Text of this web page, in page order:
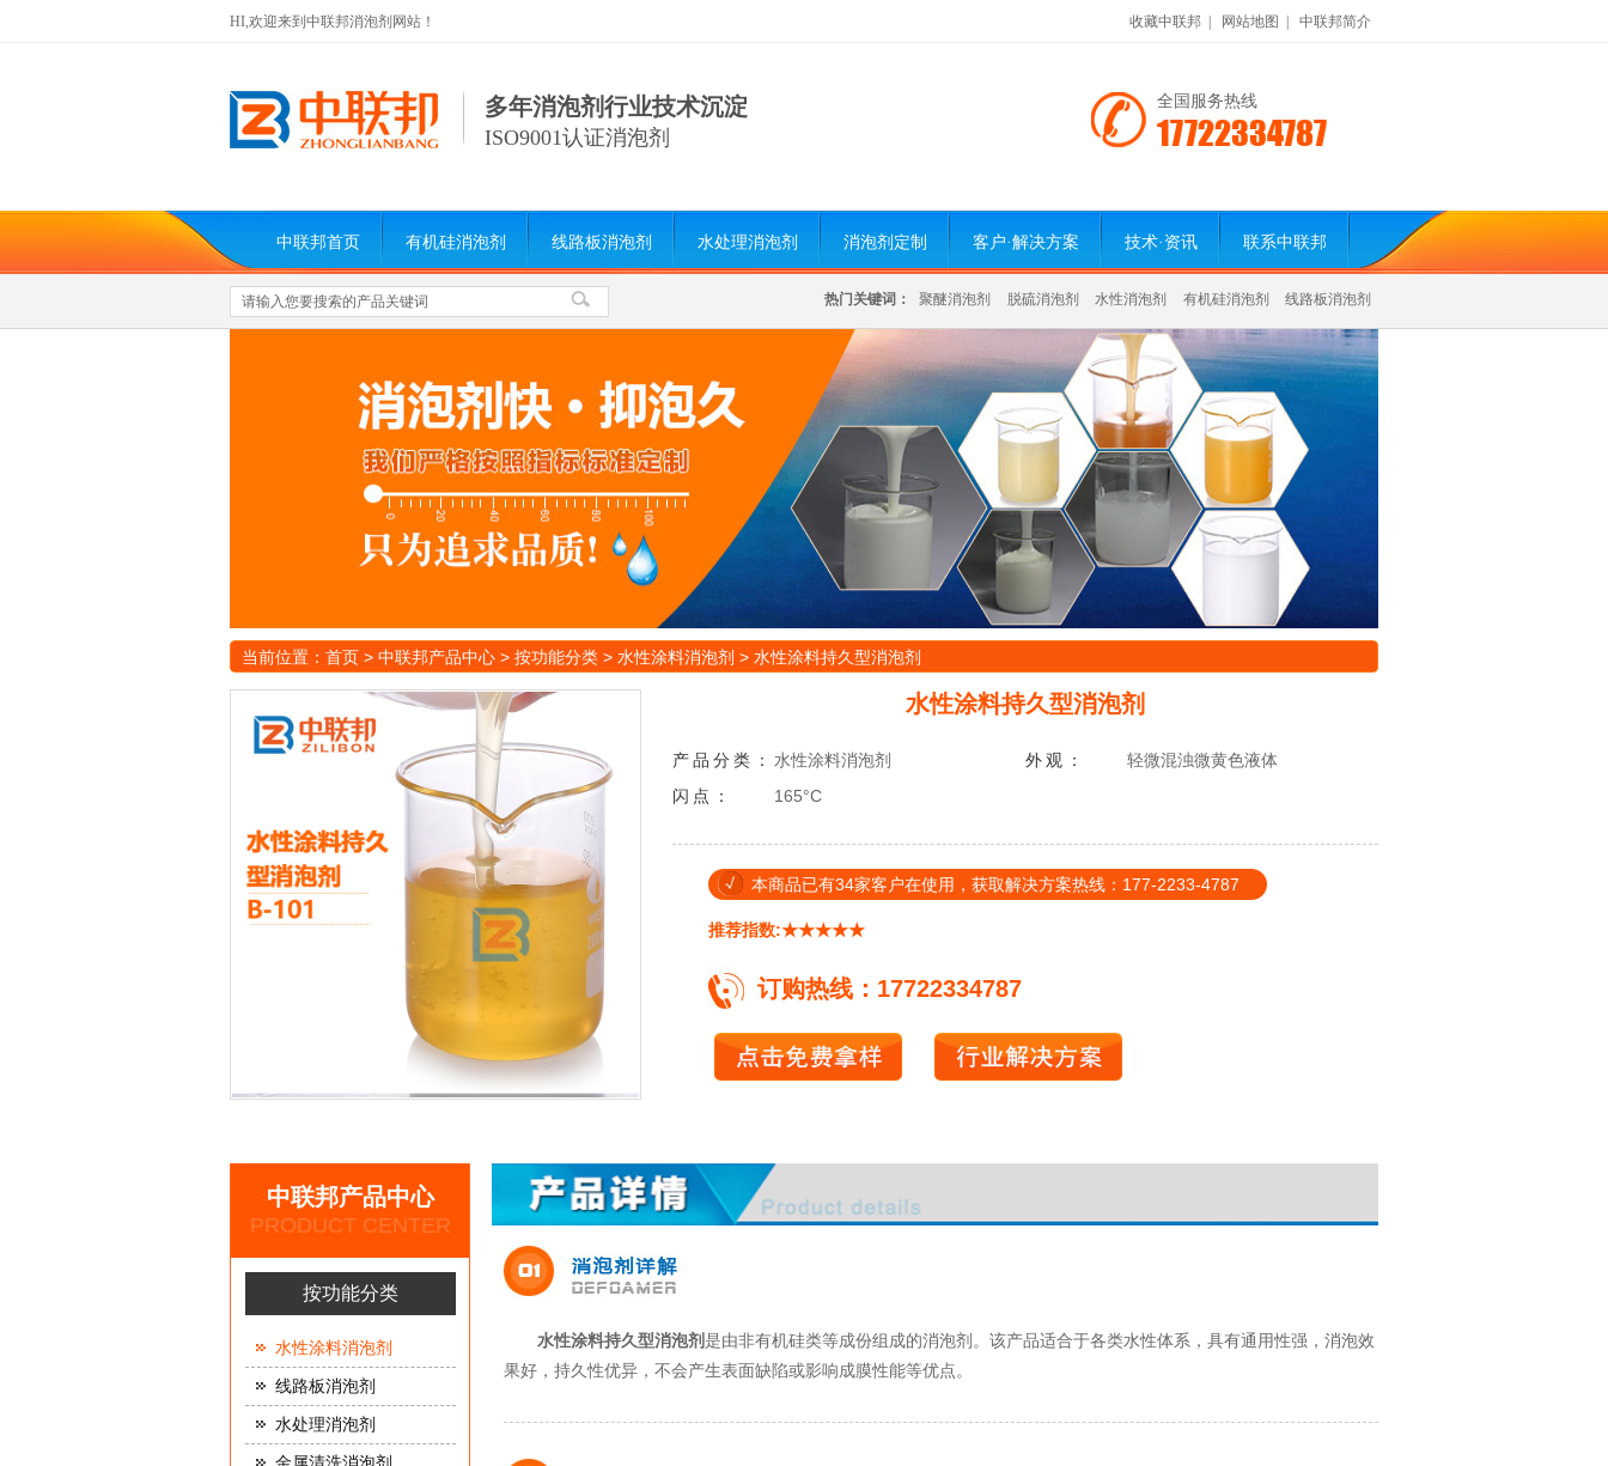
收藏中联邦 网站地图 中联邦简介
HI,欢迎来到中联邦消泡剂网站！
多年消泡剂行业技术沉淀
ISO9001认证消泡剂
全国服务热线
17722334787
中联邦首页 有机硅消泡剂 线路板消泡剂 水处理消泡剂 消泡剂定制 客户·解决方案 技术·资讯 联系中联邦
热门关键词： 聚醚消泡剂 脱硫消泡剂 水性消泡剂 有机硅消泡剂 线路板消泡剂
当前位置： 首页 > 中联邦产品中心 > 按功能分类 > 水性涂料消泡剂 > 水性涂料持久型消泡剂
水性涂料持久型消泡剂
产品分类： 水性涂料消泡剂 外观：
轻微混浊微黄色液体
闪 点： 165°C
本商品已有34家客户在使用，获取解决方案热线：177-2233-4787
推荐指数:★★★★★
订购热线：17722334787
中联邦产品中心
PRODUCT CENTER
按功能分类
水性涂料消泡剂
线路板消泡剂
水处理消泡剂
水性涂料持久型消泡剂是由非有机硅类等成份组成的消泡剂。该产品适合于各类水性体系，具有通用性强，消泡效
果好，持久性优异，不会产生表面缺陷或影响成膜性能等优点。